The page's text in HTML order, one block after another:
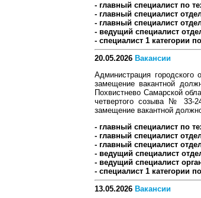
- главный специалист по
- главный специалист
- главный специалист
- ведущий специалист
- специалист 1 категории
20.05.2026 Вакансии
Администрация городского
замещение вакантной
Похвистнево Самарской
четвертого созыва № 33-
замещение вакантной
- главный специалист по
- главный специалист
- главный специалист
- ведущий специалист
- ведущий специалист
- специалист 1 категории
13.05.2026 Вакансии